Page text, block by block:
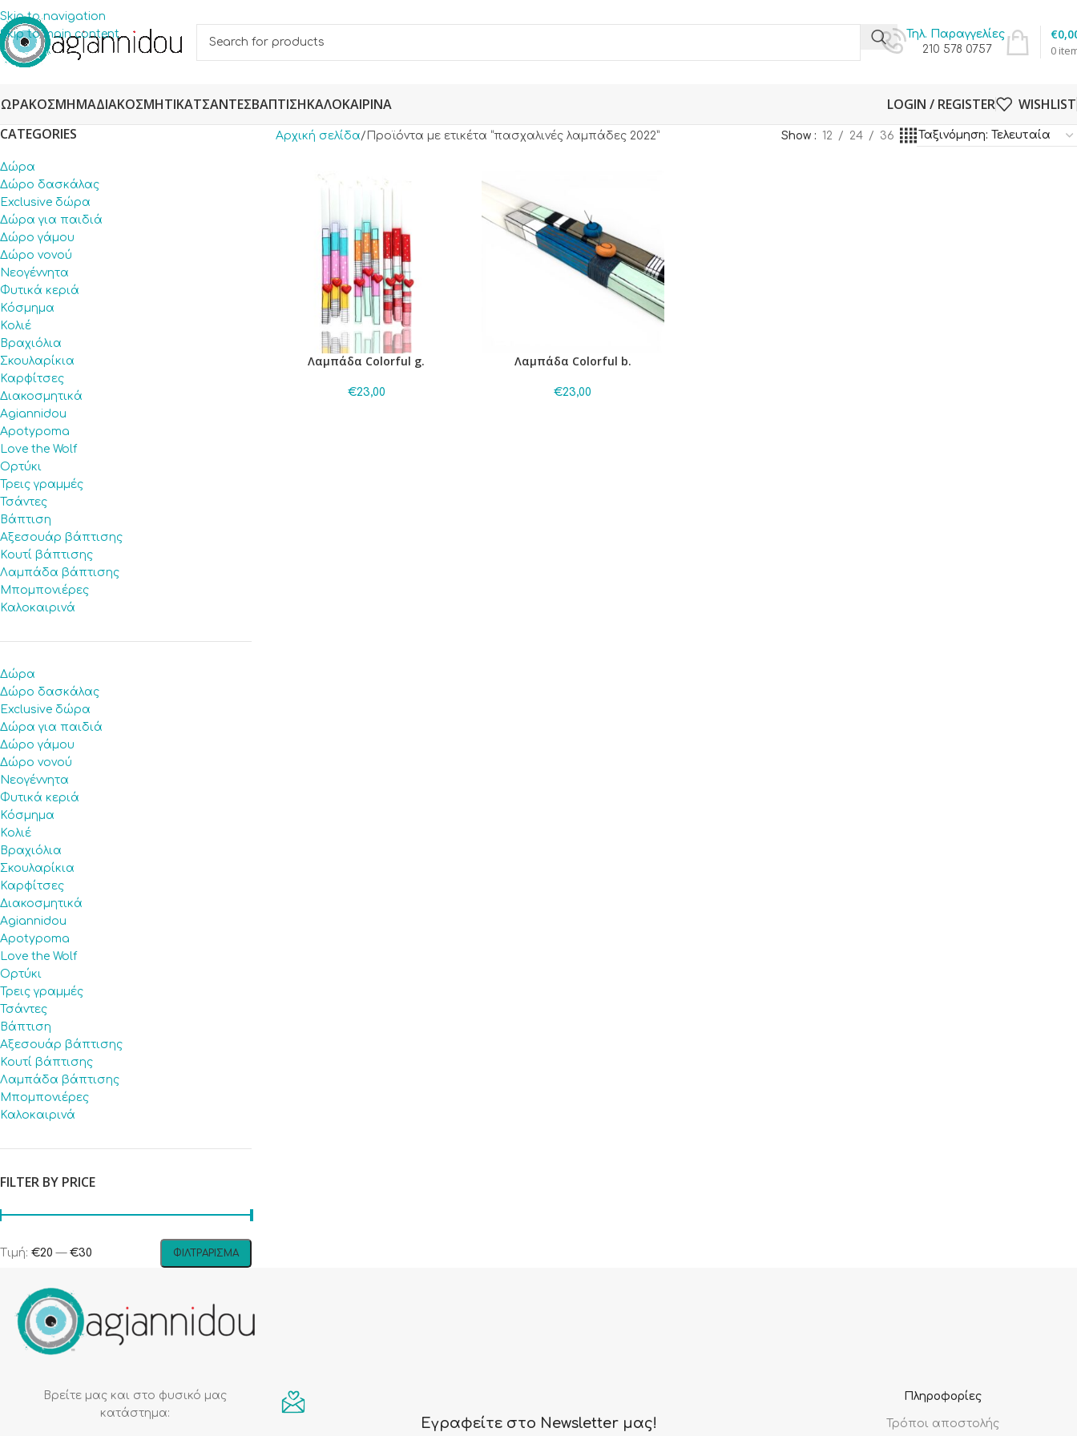
Skip to navigation
Skip to main content
Τηλ. Παραγγελίες
210 578 0757
0
€
ΚΌΣΜΗΜΑΔΙΑΚΟΣΜΗΤΙΚΆΤΣΆΝΤΕΣΒΆΠΤΙΣΗΚΑΛΟΚΑΙΡΙΝΆ LOGIN / REGISTER
WISHLIST
CATEGORIES
Δώρα
Δώρο δασκάλας
Exclusive δώρα
Δώρα για παιδιά
Δώρο γάμου
Δώρο νονού
Νεογέννητα
Φυτικά κεριά
Κόσμημα
Κολιέ
Βραχιόλια
Σκουλαρίκια
Καρφίτσες
Διακοσμητικά
Agiannidou
Apotypoma
Love the Wolf
Ορτύκι
Τρεις γραμμές
Τσάντες
Βάπτιση
Αξεσουάρ βάπτισης
Κουτί βάπτισης
Λαμπάδα βάπτισης
Μπομπονιέρες
Καλοκαιρινά
Δώρα
Δώρο δασκάλας
Exclusive δώρα
Δώρα για παιδιά
Δώρο γάμου
Δώρο νονού
Νεογέννητα
Φυτικά κεριά
Κόσμημα
Κολιέ
Βραχιόλια
Σκουλαρίκια
Καρφίτσες
Διακοσμητικά
Agiannidou
Apotypoma
Love the Wolf
Ορτύκι
Τρεις γραμμές
Τσάντες
Βάπτιση
Αξεσουάρ βάπτισης
Κουτί βάπτισης
Λαμπάδα βάπτισης
Μπομπονιέρες
Καλοκαιρινά
FILTER BY PRICE
ΦΙΛΤΡΆΡΙΣΜΑ
Τιμή: €20 — €30
Αρχική σελίδα Προϊόντα με ετικέτα “πασχαλινές λαμπάδες 2022” Show 12 24 36
Λαμπάδα Colorful g.
€23,00
Λαμπάδα Colorful b.
€23,00
Βρείτε μας και στο φυσικό μας
κατάστημα:
Εγραφείτε στο Newsletter μας!
Πληροφορίες
Τρόποι αποστολής